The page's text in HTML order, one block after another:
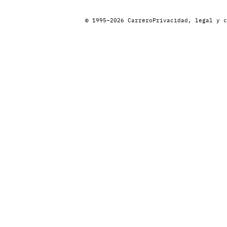
© 1995–2026 CarreroPrivacidad, legal y